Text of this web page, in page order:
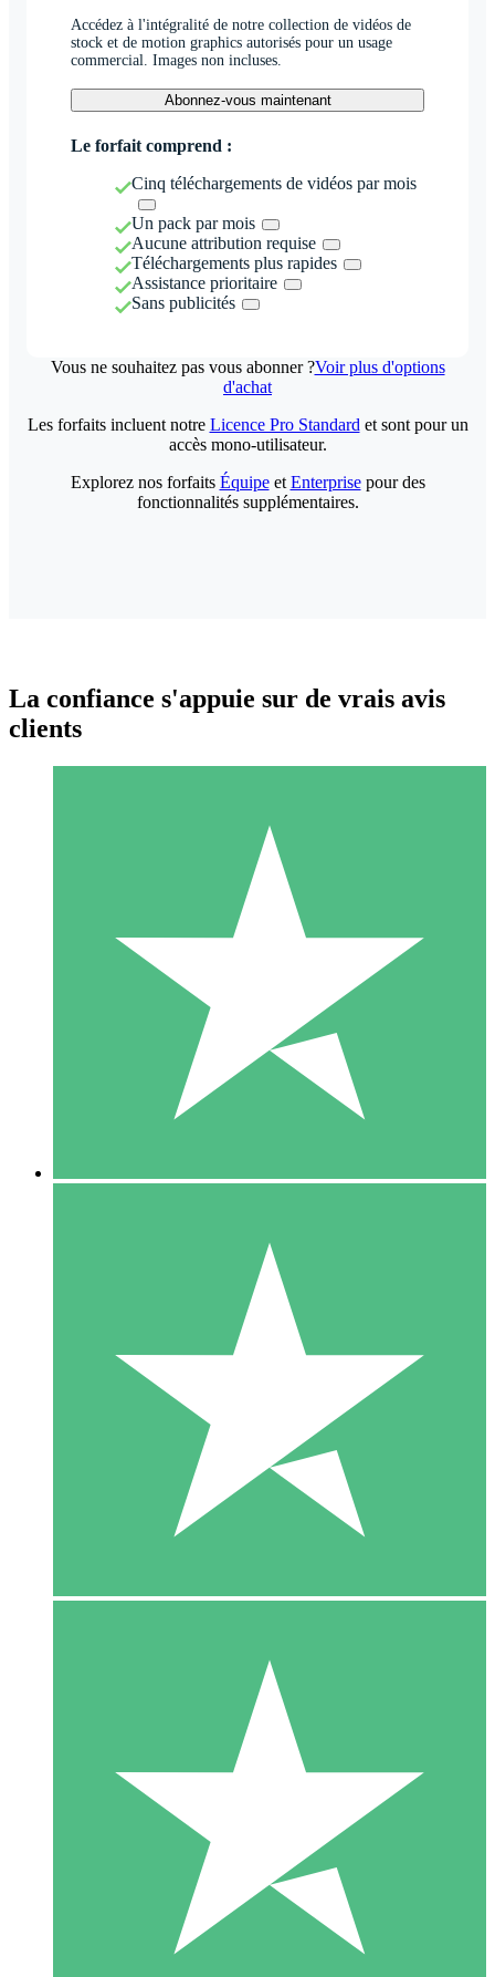
Accédez à l'intégralité de notre collection de vidéos de
stock et de motion graphics autorisés pour un usage
commercial. Images non incluses.
Abonnez-vous maintenant
Le forfait comprend :
Cinq téléchargements de vidéos par mois
Un pack par mois
Aucune attribution requise
Téléchargements plus rapides
Assistance prioritaire
Sans publicités
Vous ne souhaitez pas vous abonner ?Voir plus d'options
d'achat
Packs de Crédits Individuels
Payez à l'utilisation avec des crédits de téléchargement. Sans
1 Téléchargement
10 00
10 Téléchargements
20 00
Les forfaits incluent notre Licence Pro Standard et sont pour un
accès mono-utilisateur.
Explorez nos forfaits Équipeet Enterprisepour des
fonctionnalités supplémentaires.
La confiance s'appuie sur de vrais avis
clients